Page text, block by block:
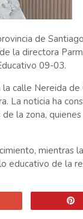
de
la directora
09-03.
calle Nereida
La noticia ha
la zona,
mientras
educativo de la